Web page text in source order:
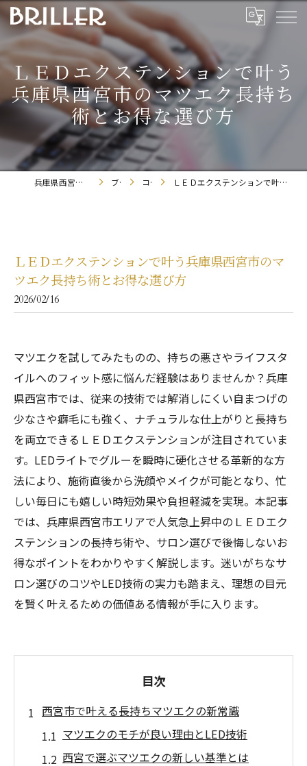
ＬＥＤエクステンションで叶う
兵庫県西宮市のマツエク長持ち
術とお得な選び方
兵庫県西宮市のまつエクならBRILLER ブログ コラム ＬＥＤエクステンションで叶う兵庫県西宮市のマツエク長持ち術とお得な選び方
ＬＥＤエクステンションで叶う兵庫県西宮市のマ
ツエク長持ち術とお得な選び方
2026/02/16
マツエクを試してみたものの、持ちの悪さやライフスタ
イルへのフィット感に悩んだ経験はありませんか？兵庫
県西宮市では、従来の技術では解消しにくい自まつげの
少なさや癖毛にも強く、ナチュラルな仕上がりと長持ち
を両立できるＬＥＤエクステンションが注目されていま
す。LEDライトでグルーを瞬時に硬化させる革新的な方
法により、施術直後から洗顔やメイクが可能となり、忙
しい毎日にも嬉しい時短効果や負担軽減を実現。本記事
では、兵庫県西宮市エリアで人気急上昇中のＬＥＤエク
ステンションの長持ち術や、サロン選びで後悔しないお
得なポイントをわかりやすく解説します。迷いがちなサ
ロン選びのコツやLED技術の実力も踏まえ、理想の目元
を賢く叶えるための価値ある情報が手に入ります。
目次
西宮市で叶える長持ちマツエクの新常識
マツエクのモチが良い理由とLED技術
西宮で選ぶマツエクの新しい基準とは